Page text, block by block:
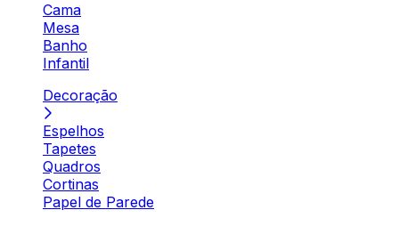
Cama
Mesa
Banho
Infantil
Decoração
Espelhos
Tapetes
Quadros
Cortinas
Papel de Parede